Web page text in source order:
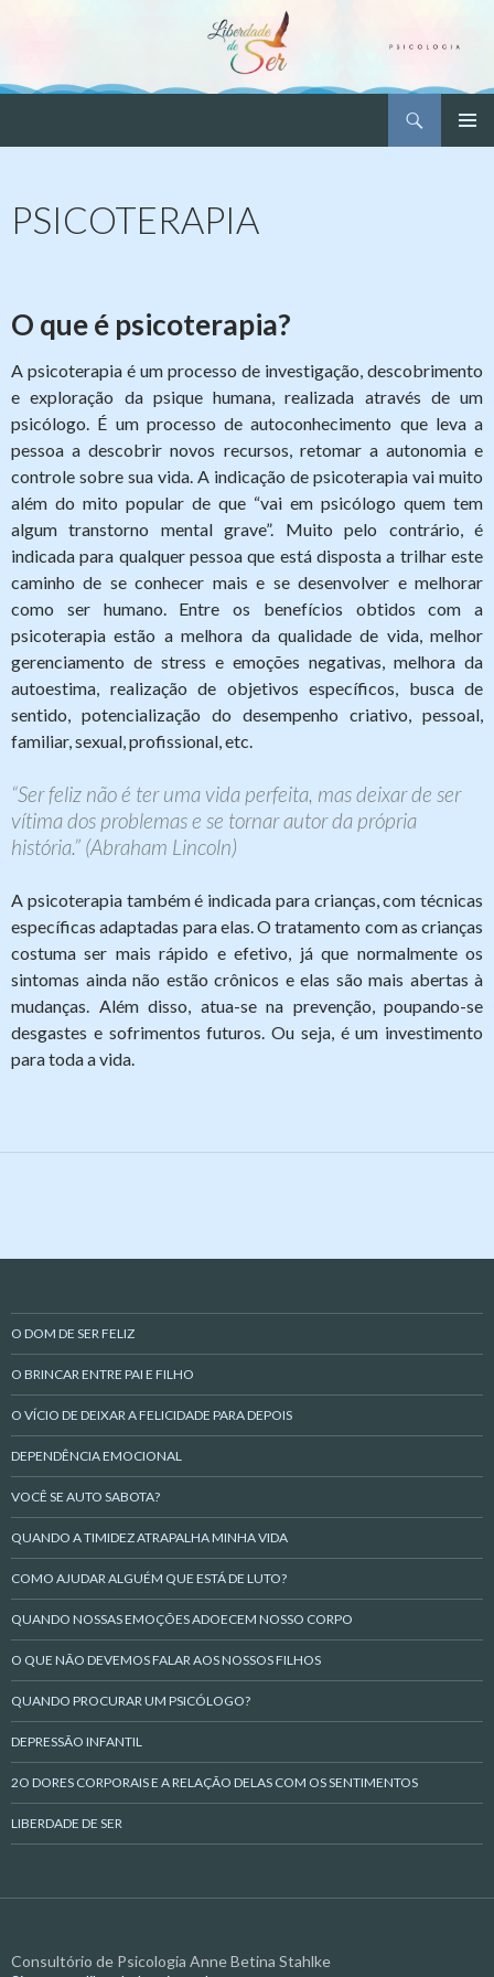
CONTEÚDO
PSICOTERAPIA
O que é psicoterapia?
A psicoterapia é um processo de investigação, descobrimento
e exploração da psique humana, realizada através de um
psicólogo. É um processo de autoconhecimento que leva a
pessoa a descobrir novos recursos, retomar a autonomia e
controle sobre sua vida. A indicação de psicoterapia vai muito
além do mito popular de que “vai em psicólogo quem tem
algum transtorno mental grave”. Muito pelo contrário, é
indicada para qualquer pessoa que está disposta a trilhar este
caminho de se conhecer mais e se desenvolver e melhorar
como ser humano. Entre os benefícios obtidos com a
psicoterapia estão a melhora da qualidade de vida, melhor
gerenciamento de stress e emoções negativas, melhora da
autoestima, realização de objetivos específicos, busca de
sentido, potencialização do desempenho criativo, pessoal,
familiar, sexual, profissional, etc.
“Ser feliz não é ter uma vida perfeita, mas deixar de ser
vítima dos problemas e se tornar autor da própria
história.” (Abraham Lincoln)
A psicoterapia também é indicada para crianças, com técnicas
específicas adaptadas para elas. O tratamento com as crianças
costuma ser mais rápido e efetivo, já que normalmente os
sintomas ainda não estão crônicos e elas são mais abertas à
mudanças. Além disso, atua-se na prevenção, poupando-se
desgastes e sofrimentos futuros. Ou seja, é um investimento
para toda a vida.
O DOM DE SER FELIZ
O BRINCAR ENTRE PAI E FILHO
O VÍCIO DE DEIXAR A FELICIDADE PARA DEPOIS
DEPENDÊNCIA EMOCIONAL
VOCÊ SE AUTO SABOTA?
QUANDO A TIMIDEZ ATRAPALHA MINHA VIDA
COMO AJUDAR ALGUÉM QUE ESTÁ DE LUTO?
QUANDO NOSSAS EMOÇÕES ADOECEM NOSSO CORPO
O QUE NÃO DEVEMOS FALAR AOS NOSSOS FILHOS
QUANDO PROCURAR UM PSICÓLOGO?
DEPRESSÃO INFANTIL
2O DORES CORPORAIS E A RELAÇÃO DELAS COM OS SENTIMENTOS
LIBERDADE DE SER
Consultório de Psicologia Anne Betina Stahlke